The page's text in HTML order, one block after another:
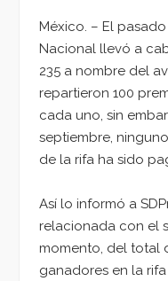
México. – El
Nacional llevó a
235 a nombre del
repartieron 100
cada uno, sin
septiembre,
de la rifa ha sido
Así lo informó a
relacionada con el
momento, del total
ganadores en la